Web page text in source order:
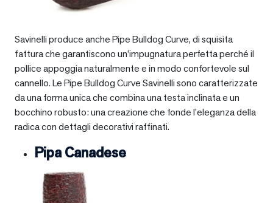
Savinelli produce anche Pipe Bulldog Curve, di squisita
fattura che garantiscono un’impugnatura perfetta perché il
pollice appoggia naturalmente e in modo confortevole sul
cannello. Le Pipe Bulldog Curve Savinelli sono caratterizzate
da una forma unica che combina una testa inclinata e un
bocchino robusto: una creazione che fonde l’eleganza della
radica con dettagli decorativi raffinati.
Pipa Canadese